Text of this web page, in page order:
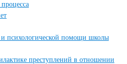
психологической помощи школы
преступлений в отношении